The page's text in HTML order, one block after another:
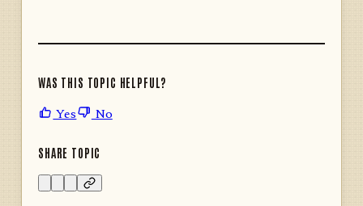
WAS THIS TOPIC HELPFUL?
Yes No
SHARE TOPIC